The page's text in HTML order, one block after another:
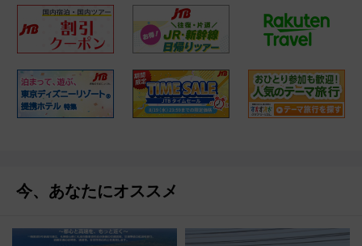
今、あなたにオススメ